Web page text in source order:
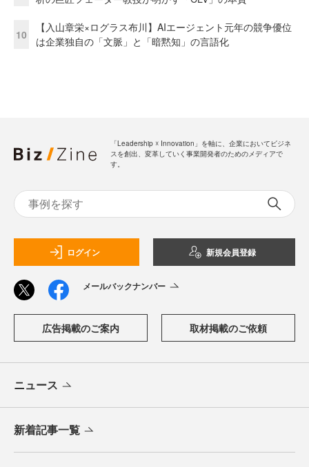
10
【入山章栄×ログラス布川】AIエージェント元年の競争優位
は企業独自の「文脈」と「暗黙知」の言語化
「Leadership ☓ Innovation」を軸に、企業においてビジネ
スを創出、変革していく事業開発者のためのメディアで
す。
ログイン 新規会員登録
メールバックナンバー
広告掲載のご案内 取材掲載のご依頼
ニュース
新着記事一覧